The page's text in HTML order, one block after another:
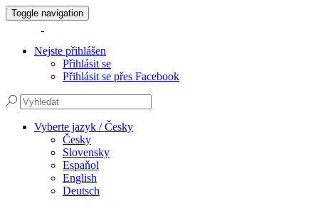
Toggle navigation
Nejste přihlášen
Přihlásit se
Přihlásit se přes Facebook
Vyberte jazyk / Česky
Česky
Slovensky
Espaňol
English
Deutsch